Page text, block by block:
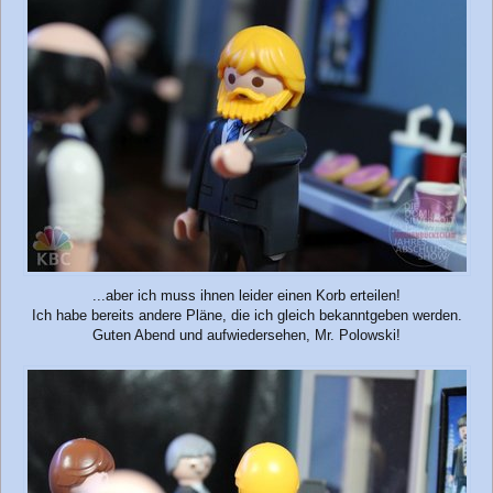
...aber ich muss ihnen leider einen Korb erteilen!
Ich habe bereits andere Pläne, die ich gleich bekanntgeben werden.
Guten Abend und aufwiedersehen, Mr. Polowski!